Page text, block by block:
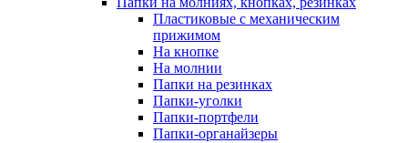
Пластиковые с механическим
прижимом
На кнопке
На молнии
Папки на резинках
Папки-уголки
Папки-портфели
Папки-органайзеры